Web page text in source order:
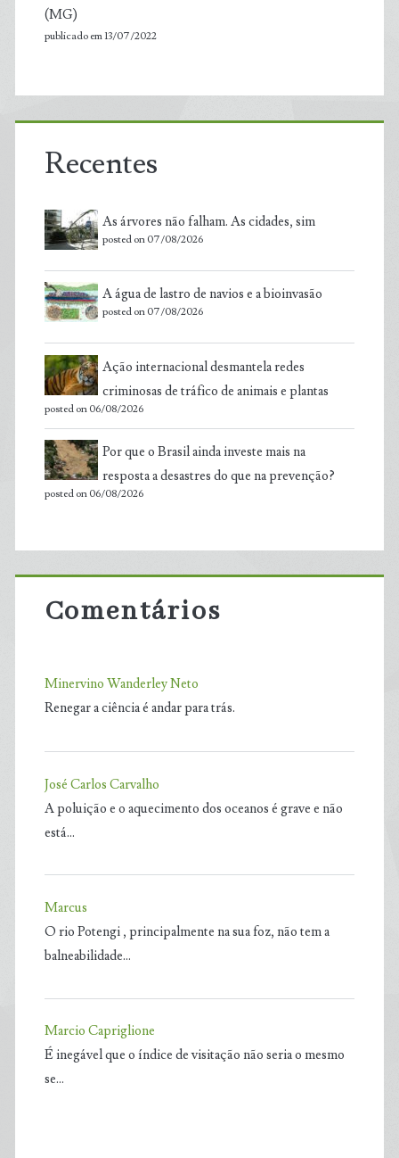
(MG)
publicado em 13/07/2022
Recentes
As árvores não falham. As cidades, sim
posted on 07/08/2026
A água de lastro de navios e a bioinvasão
posted on 07/08/2026
Ação internacional desmantela redes
criminosas de tráfico de animais e plantas
posted on 06/08/2026
Por que o Brasil ainda investe mais na
resposta a desastres do que na prevenção?
posted on 06/08/2026
Comentários
Minervino Wanderley Neto
Renegar a ciência é andar para trás.
José Carlos Carvalho
A poluição e o aquecimento dos oceanos é grave e não
está…
Marcus
O rio Potengi , principalmente na sua foz, não tem a
balneabilidade…
Marcio Capriglione
É inegável que o índice de visitação não seria o mesmo
se…